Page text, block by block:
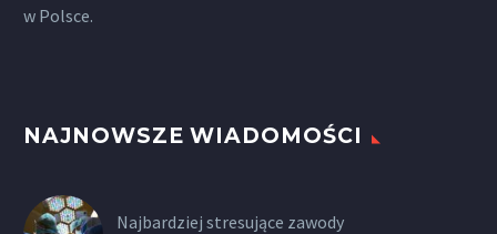
w Polsce.
NAJNOWSZE WIADOMOŚCI
Najbardziej stresujące zawody